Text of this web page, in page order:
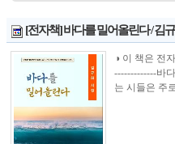
[전자책] 바다를 밀어올린다 / 김
◑ 이 책은 전
-------------바
는 시들은 주